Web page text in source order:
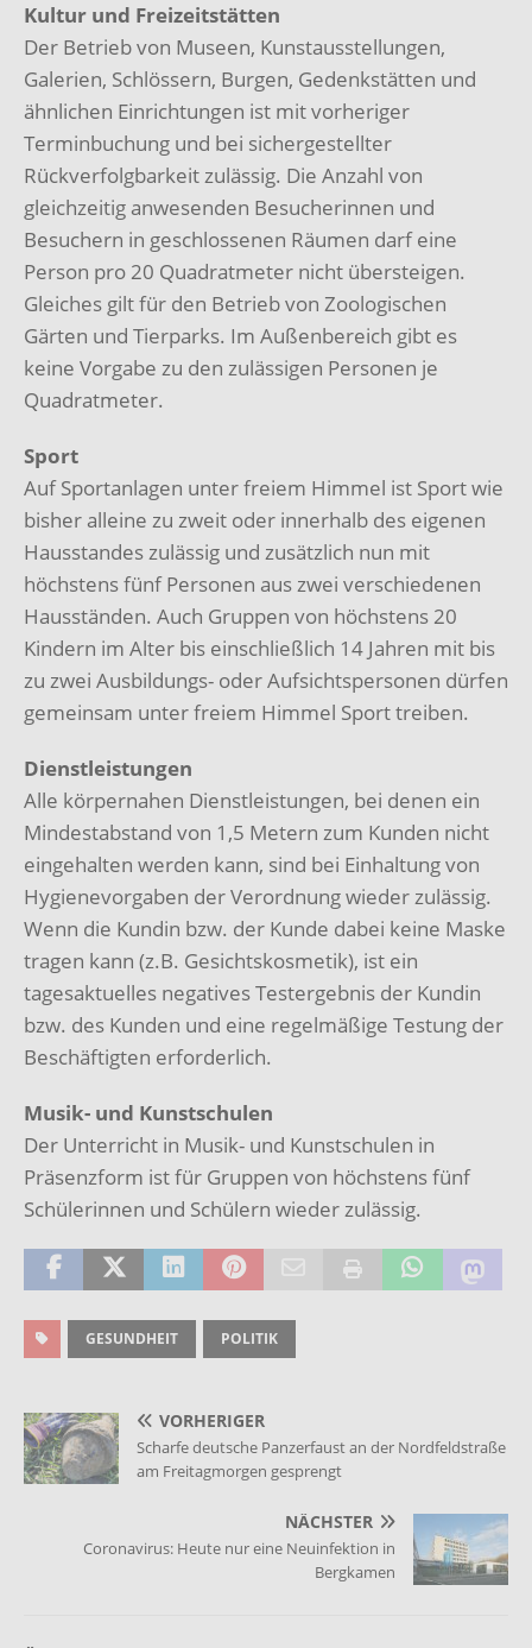
Kultur und Freizeitstätten
Der Betrieb von Museen, Kunstausstellungen,
Galerien, Schlössern, Burgen, Gedenkstätten und
ähnlichen Einrichtungen ist mit vorheriger
Terminbuchung und bei sichergestellter
Rückverfolgbarkeit zulässig. Die Anzahl von
gleichzeitig anwesenden Besucherinnen und
Besuchern in geschlossenen Räumen darf eine
Person pro 20 Quadratmeter nicht übersteigen.
Gleiches gilt für den Betrieb von Zoologischen
Gärten und Tierparks. Im Außenbereich gibt es
keine Vorgabe zu den zulässigen Personen je
Quadratmeter.
Sport
Auf Sportanlagen unter freiem Himmel ist Sport wie
bisher alleine zu zweit oder innerhalb des eigenen
Hausstandes zulässig und zusätzlich nun mit
höchstens fünf Personen aus zwei verschiedenen
Hausständen. Auch Gruppen von höchstens 20
Kindern im Alter bis einschließlich 14 Jahren mit bis
zu zwei Ausbildungs- oder Aufsichtspersonen dürfen
gemeinsam unter freiem Himmel Sport treiben.
Dienstleistungen
Alle körpernahen Dienstleistungen, bei denen ein
Mindestabstand von 1,5 Metern zum Kunden nicht
eingehalten werden kann, sind bei Einhaltung von
Hygienevorgaben der Verordnung wieder zulässig.
Wenn die Kundin bzw. der Kunde dabei keine Maske
tragen kann (z.B. Gesichtskosmetik), ist ein
tagesaktuelles negatives Testergebnis der Kundin
bzw. des Kunden und eine regelmäßige Testung der
Beschäftigten erforderlich.
Musik- und Kunstschulen
Der Unterricht in Musik- und Kunstschulen in
Präsenzform ist für Gruppen von höchstens fünf
Schülerinnen und Schülern wieder zulässig.
GESUNDHEIT POLITIK
VORHERIGER
Scharfe deutsche Panzerfaust an der Nordfeldstraße
am Freitagmorgen gesprengt
NÄCHSTER
Coronavirus: Heute nur eine Neuinfektion in
Bergkamen